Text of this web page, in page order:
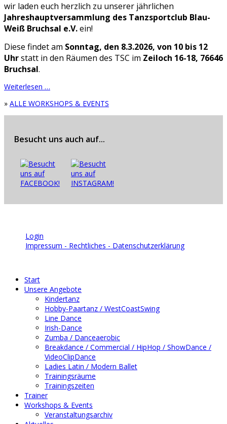
wir laden euch herzlich zu unserer jährlichen
Jahreshauptversammlung des Tanzsportclub Blau-
Weiß Bruchsal e.V.ein!
Diese findet am Sonntag, den 8.3.2026, von 10 bis 12
Uhrstatt in den Räumen des TSC im Zeiloch 16-18, 76646
Bruchsal.
Weiterlesen …
» ALLE WORKSHOPS & EVENTS
Besucht uns auch auf...
Login
Impressum - Rechtliches - Datenschutzerklärung
Start
Unsere Angebote
Kindertanz
Hobby-Paartanz / WestCoastSwing
Line Dance
Irish-Dance
Zumba / Danceaerobic
Breakdance / Commercial / HipHop / ShowDance /
VideoClipDance
Ladies Latin / Modern Ballet
Trainingsräume
Trainingszeiten
Trainer
Workshops & Events
Veranstaltungsarchiv